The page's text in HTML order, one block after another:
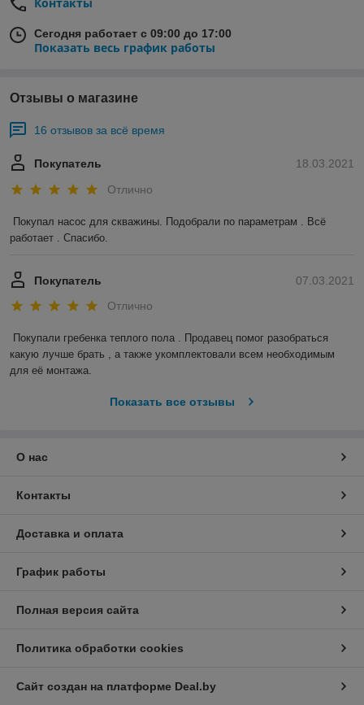
Контакты
Сегодня работает с 09:00 до 17:00
Показать весь график работы
Отзывы о магазине
16 отзывов за всё время
18.03.2021
Покупатель
Отлично
Покупал насос для скважины. Подобрали по параметрам . Всё
работает . Спасибо.
07.03.2021
Покупатель
Отлично
Покупали гребенка теплого пола . Продавец помог разобраться
какую лучше брать , а также укомплектовали всем необходимым
для её монтажа.
Показать все отзывы
О нас
Контакты
Доставка и оплата
График работы
Полная версия сайта
Политика обработки cookies
Сайт создан на платформе Deal.by